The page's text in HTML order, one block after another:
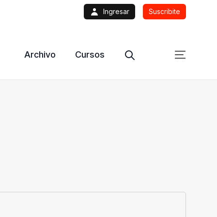
Ingresar Suscribite
Archivo Cursos